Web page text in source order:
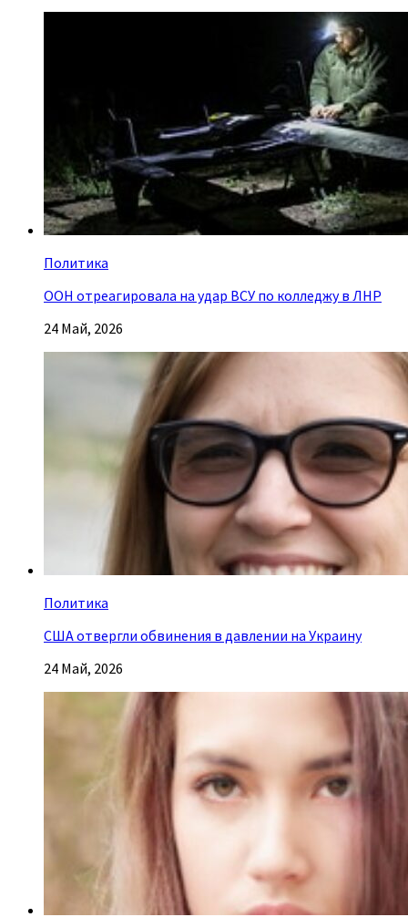
Политика
ООН отреагировала на удар ВСУ по колледжу в ЛНР
24 Май, 2026
Политика
США отвергли обвинения в давлении на Украину
24 Май, 2026